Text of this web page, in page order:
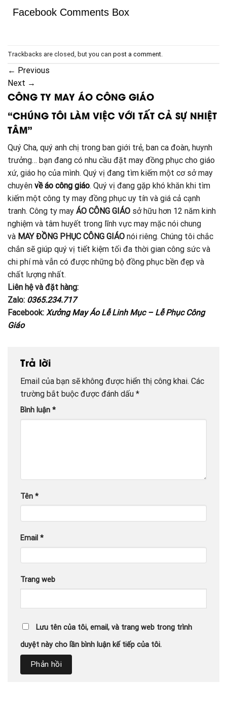
Facebook Comments Box
Trackbacks are closed, but you can post a comment
← Previous
Next →
CÔNG TY MAY ÁO CÔNG GIÁO
“CHÚNG TÔI LÀM VIỆC VỚI TẤT CẢ SỰ NHIỆT
TÂM”
Quý Cha, quý anh chị trong ban giới trẻ, ban ca đoàn, huynh
trưởng… bạn đang có nhu cầu đặt may đồng phục cho giáo
xứ, giáo họ của mình. Quý vị đang tìm kiếm một cơ sở may
chuyên về áo công giáo. Quý vị đang gặp khó khăn khi tìm
kiếm một công ty may đồng phục uy tín và giá cả cạnh
tranh. Công ty may ÁO CÔNG GIÁO sở hữu hơn 12 năm kinh
nghiệm và tâm huyết trong lĩnh vực may mặc nói chung
và MAY ĐỒNG PHỤC CÔNG GIÁO nói riêng. Chúng tôi chắc
chắn sẽ giúp quý vị tiết kiệm tối đa thời gian công sức và
chi phí mà vẫn có được những bộ đồng phục bền đẹp và
chất lượng nhất.
Liên hệ và đặt hàng:
Zalo: 0365.234.717
Facebook: Xưởng May Áo Lễ Linh Mục – Lễ Phục Công
Giáo
Trả lời
Email của bạn sẽ không được hiển thị công khai. Các
trường bắt buộc được đánh dấu *
Bình luận *
Tên *
Email *
Trang web
Lưu tên của tôi, email, và trang web trong trình
duyệt này cho lần bình luận kế tiếp của tôi.